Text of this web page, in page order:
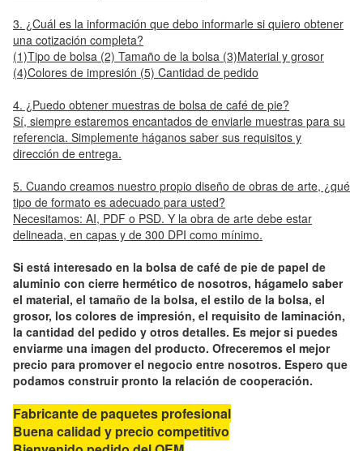
3. ¿Cuál es la información que debo informarle si quiero obtener
una cotización completa?
(1)Tipo de bolsa (2) Tamaño de la bolsa (3)Material y grosor
(4)Colores de impresión (5) Cantidad de pedido
4. ¿Puedo obtener muestras de bolsa de café de pie?
Sí, siempre estaremos encantados de enviarle muestras para su
referencia. Simplemente háganos saber sus requisitos y
dirección de entrega.
5. Cuando creamos nuestro propio diseño de obras de arte, ¿qué
tipo de formato es adecuado para usted?
Necesitamos: AI, PDF o PSD. Y la obra de arte debe estar
delineada, en capas y de 300 DPI como mínimo.
Si está interesado en la bolsa de café de pie de papel de
aluminio con cierre hermético de nosotros, hágamelo saber
el material, el tamaño de la bolsa, el estilo de la bolsa, el
grosor, los colores de impresión, el requisito de laminación,
la cantidad del pedido y otros detalles. Es mejor si puedes
enviarme una imagen del producto. Ofreceremos el mejor
precio para promover el negocio entre nosotros. Espero que
podamos construir pronto la relación de cooperación.
Fabricante de paquetes profesional
Buena calidad y precio competitivo